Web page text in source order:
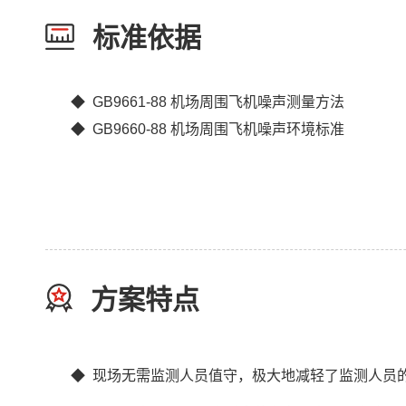
标准依据
◆ GB9661-88 机场周围飞机噪声测量方法
◆ GB9660-88 机场周围飞机噪声环境标准
方案特点
◆ 现场无需监测人员值守，极大地减轻了监测人员